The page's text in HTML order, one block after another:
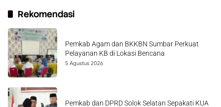
Rekomendasi
Pemkab Agam dan BKKBN Sumbar Perkuat
Pelayanan KB di Lokasi Bencana
5 Agustus 2026
Pemkab dan DPRD Solok Selatan Sepakati KUA